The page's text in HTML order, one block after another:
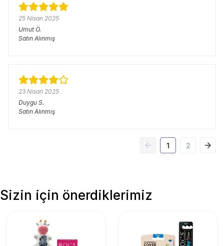
25 Nisan 2025
Umut Ö.
Satın Alınmış
23 Nisan 2025
Duygu S.
Satın Alınmış
1 2
Sizin için önerdiklerimiz